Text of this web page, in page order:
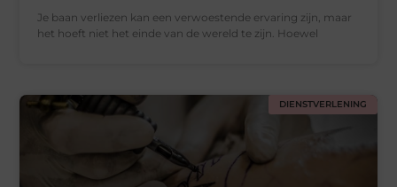
Je baan verliezen kan een verwoestende ervaring zijn, maar
het hoeft niet het einde van de wereld te zijn. Hoewel
DIENSTVERLENING